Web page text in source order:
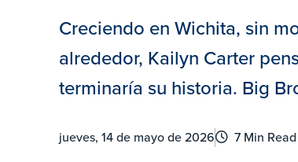
Creciendo en Wichita, sin
alrededor, Kailyn Carter
terminaría su historia. Big
jueves, 14 de mayo de 2026 7 Min Read